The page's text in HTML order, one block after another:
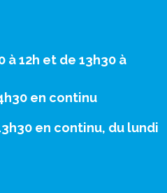
à 12h et de 13h30 à
en continu
en continu, du lundi